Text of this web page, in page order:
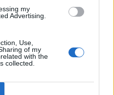
my
Advertising.
Use,
of my
with the
collected.
son los siguientes: